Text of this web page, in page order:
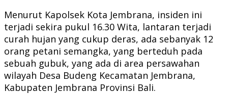
Menurut Kapolsek Kota Jembrana, insiden ini
terjadi sekira pukul 16.30 Wita, lantaran terjadi
curah hujan yang cukup deras, ada sebanyak 12
orang petani semangka, yang berteduh pada
sebuah gubuk, yang ada di area persawahan
wilayah Desa Budeng Kecamatan Jembrana,
Kabupaten Jembrana Provinsi Bali.